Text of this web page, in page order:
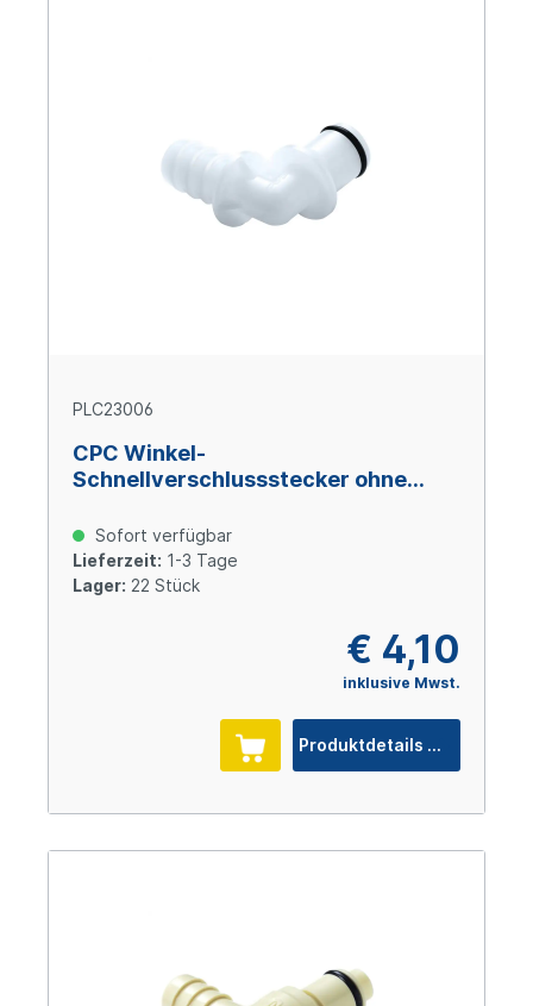
PLC23006
CPC Winkel-
Schnellverschlussstecker ohne
Sofort verfügbar
Lieferzeit: 1-3 Tage
Lager: 22 Stück
€ 4,10
inklusive Mwst.
Produktdetails